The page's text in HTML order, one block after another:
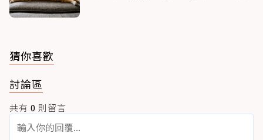
猜你喜歡
討論區
共有 0 則留言